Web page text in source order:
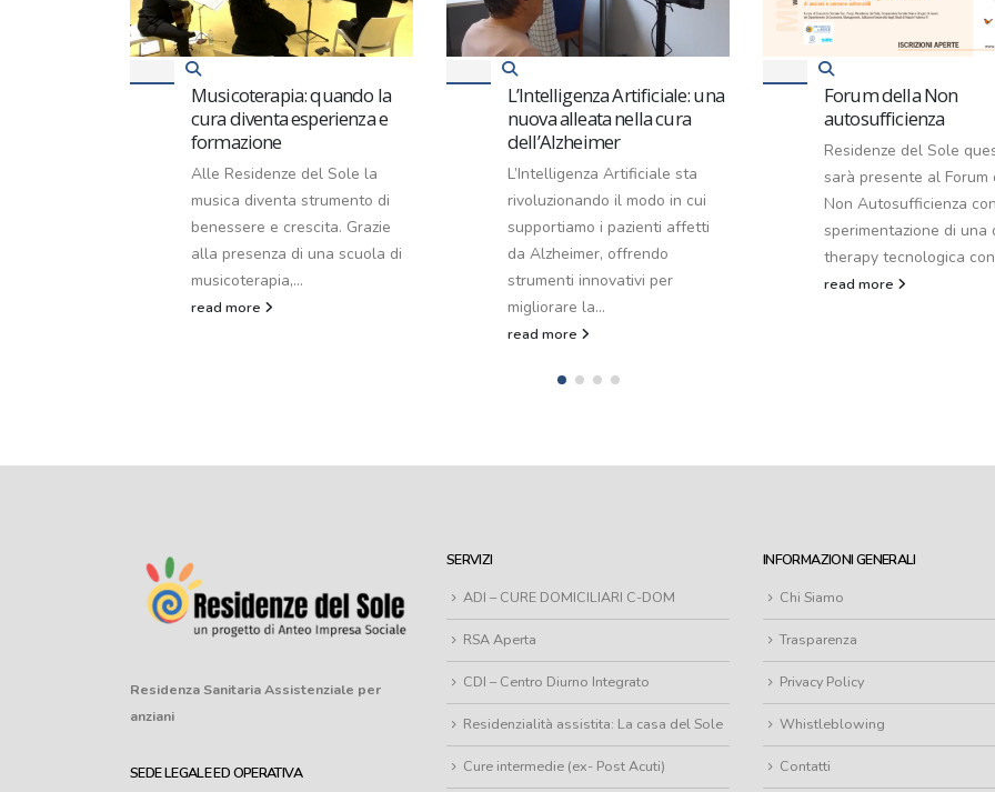
Musicoterapia: quando la
cura diventa esperienza e
formazione
Alle Residenze del Sole la
musica diventa strumento di
benessere e crescita. Grazie
alla presenza di una scuola di
musicoterapia,...
read more
L’Intelligenza Artificiale: una
nuova alleata nella cura
dell’Alzheimer
L’Intelligenza Artificiale sta
rivoluzionando il modo in cui
supportiamo i pazienti affetti
da Alzheimer, offrendo
strumenti innovativi per
migliorare la...
read more
Forum della Non
autosufficienza
Residenze del Sole
sarà presente al Forum
Non Autosufficienza
sperimentazione di una
therapy tecnologica
read more
Residenza Sanitaria Assistenziale per
anziani
SEDE LEGALE ED OPERATIVA
SERVIZI
ADI – CURE DOMICILIARI C-DOM
RSA Aperta
CDI – Centro Diurno Integrato
Residenzialità assistita: La casa del Sole
Cure intermedie (ex- Post Acuti)
INFORMAZIONI GENERALI
Chi Siamo
Trasparenza
Privacy Policy
Whistleblowing
Contatti